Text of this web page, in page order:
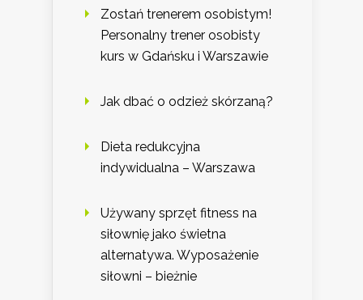
Zostań trenerem osobistym!
Personalny trener osobisty
kurs w Gdańsku i Warszawie
Jak dbać o odzież skórzaną?
Dieta redukcyjna
indywidualna – Warszawa
Używany sprzęt fitness na
siłownię jako świetna
alternatywa. Wyposażenie
siłowni – bieżnie